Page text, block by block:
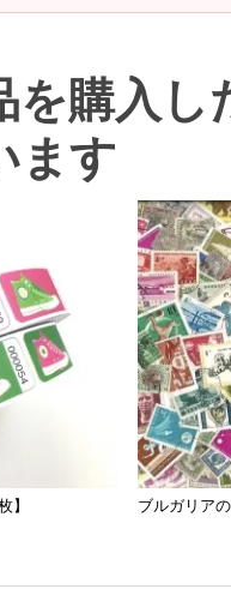
を購入し
ます
】 ブルガリア